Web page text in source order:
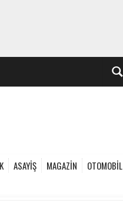
ASAYİŞ MAGAZİN
OTOMOBİL